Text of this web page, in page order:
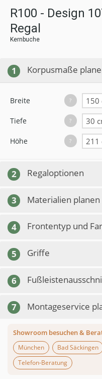
R100 - Design
Regal
Kernbuche
1 Korpusmaße
Breite ?
Tiefe ?
Höhe ?
2 Regaloptionen
3 Materialien planen
4 Frontentyp und
5 Griffe
6
7 Montageservice
Showroom besuchen &
München
Bad Säckingen
Telefon-Beratung